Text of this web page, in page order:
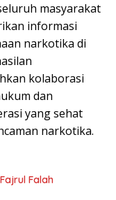
masyarakat
informasi
narkotika di
kolaborasi
dan
yang sehat
narkotika.
Falah